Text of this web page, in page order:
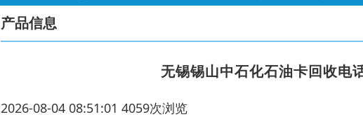
产品信息
无锡锡山中石化石油卡回收电
2026-08-04 08:51:01 4059次浏览